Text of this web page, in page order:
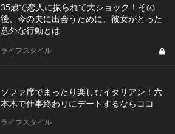
35歳で恋人に振られて大ショック！その
後、今の夫に出会うために、彼女がとった
意外な行動とは
ライフスタイル
ソファ席でまったり楽しむイタリアン！六
本木で仕事終わりにデートするならココ
ライフスタイル